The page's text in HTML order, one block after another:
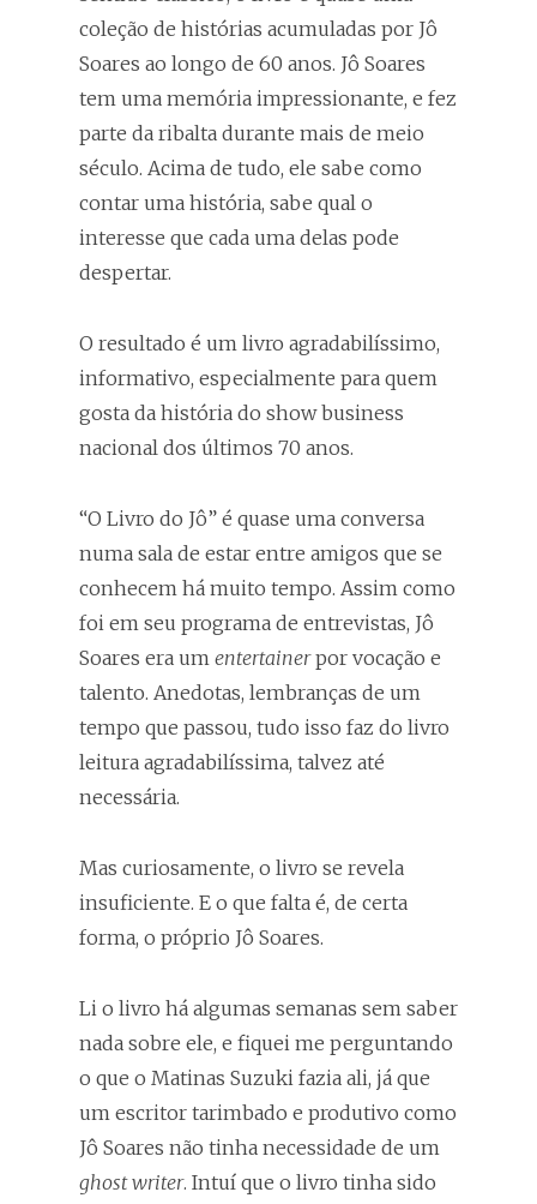
coleção de histórias acumuladas por Jô
Soares ao longo de 60 anos. Jô Soares
tem uma memória impressionante, e fez
parte da ribalta durante mais de meio
século. Acima de tudo, ele sabe como
contar uma história, sabe qual o
interesse que cada uma delas pode
despertar.
O resultado é um livro agradabilíssimo,
informativo, especialmente para quem
gosta da história do show business
nacional dos últimos 70 anos.
“O Livro do Jô” é quase uma conversa
numa sala de estar entre amigos que se
conhecem há muito tempo. Assim como
foi em seu programa de entrevistas, Jô
Soares era um entertainerpor vocação e
talento. Anedotas, lembranças de um
tempo que passou, tudo isso faz do livro
leitura agradabilíssima, talvez até
necessária.
Mas curiosamente, o livro se revela
insuficiente. E o que falta é, de certa
forma, o próprio Jô Soares.
Li o livro há algumas semanas sem saber
nada sobre ele, e fiquei me perguntando
o que o Matinas Suzuki fazia ali, já que
um escritor tarimbado e produtivo como
Jô Soares não tinha necessidade de um
ghost writer. Intuí que o livro tinha sido